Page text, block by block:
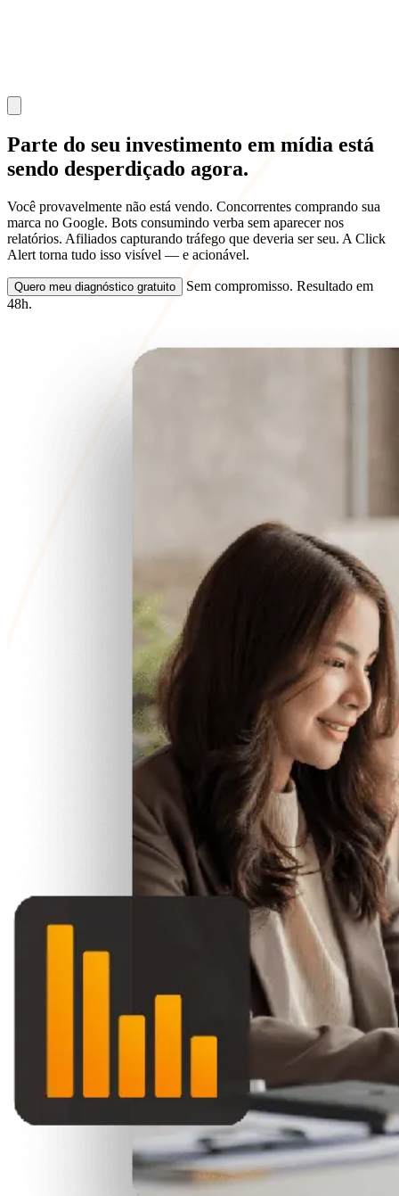
Parte do seu investimento em mídia está
sendo desperdiçado agora.
Você provavelmente não está vendo. Concorrentes comprando sua
marca no Google. Bots consumindo verba sem aparecer nos
relatórios. Afiliados capturando tráfego que deveria ser seu. A Click
Alert torna tudo isso visível — e acionável.
Quero meu diagnóstico gratuito
Sem compromisso. Resultado em
48h.